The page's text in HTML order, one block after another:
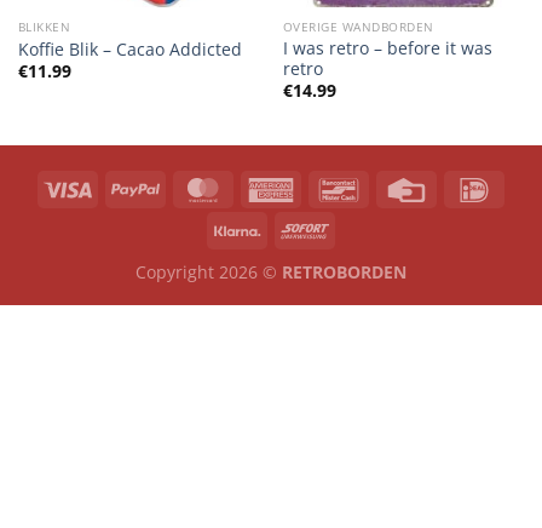
BLIKKEN
Koffie Blik – Cacao Addicted
€11.99
OVERIGE WANDBORDEN
I was retro – before it was
retro
€14.99
Copyright 2026 © RETROBORDEN